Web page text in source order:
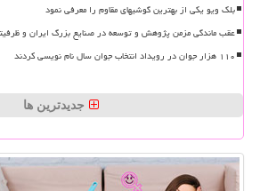
بلک ویو یکی از بهترین گوشیهای مقاوم را معرفی نمود
عقب ماندگی مزمن پژوهش و توسعه در صنایع بزرگ ایران و
۱۱۰ هزار جوان در رویداد انتخاب جوان سال نام نویسی کردند
جدیدترین ها